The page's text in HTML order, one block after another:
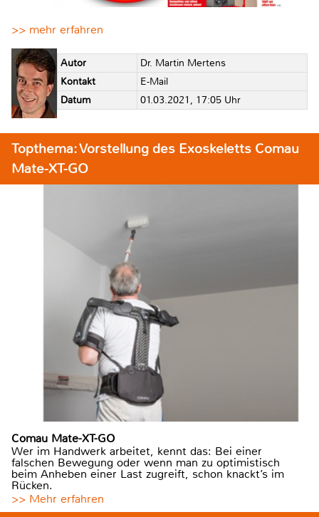
>> mehr erfahren
Autor
Dr. Martin Mertens
Kontakt
E-Mail
Datum
01.03.2021, 17:05 Uhr
Topthema: Vorstellung des Exoskeletts Comau
Mate-XT-GO
Comau Mate-XT-GO
Wer im Handwerk arbeitet, kennt das: Bei einer
falschen Bewegung oder wenn man zu optimistisch
beim Anheben einer Last zugreift, schon knackt’s im
Rücken.
>> Mehr erfahren